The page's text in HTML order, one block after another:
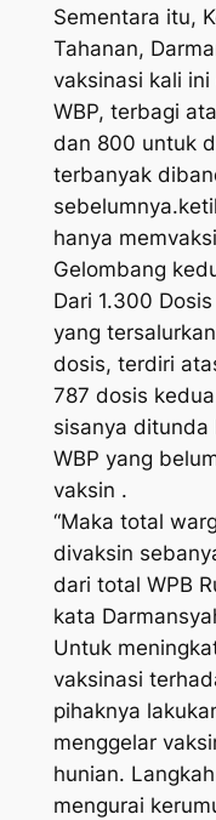
Sementara itu,
Tahanan,
vaksinasi kali
WBP, terbagi
dan 800 untuk
terbanyak
hanya
Gelombang
Dari 1.300
yang
dosis, terdiri
787 dosis
sisanya ditunda
WBP yang
vaksin .
“Maka total
divaksin
dari total WPB
kata
Untuk
vaksinasi
pihaknya
menggelar
hunian.
mengurai